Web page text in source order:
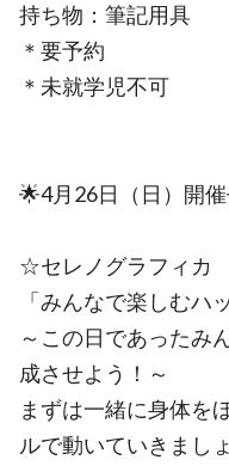
持ち物：筆記用具
＊要予約
＊未就学児不可
🌟4月26日（日）開
☆セレノグラフィカ
「みんなで楽しむハ
～この日であったみ
成させよう！～
まずは一緒に身体を
ルで動いていきましょ